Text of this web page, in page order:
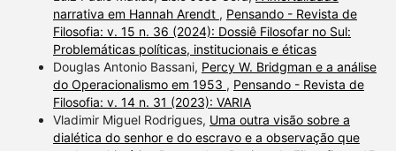
narrativa em Hannah Arendt , Pensando - Revista de
Filosofia: v. 15 n. 36 (2024): Dossiê Filosofar no Sul:
Problemáticas políticas, institucionais e éticas
Douglas Antonio Bassani, Percy W. Bridgman e a análise
do Operacionalismo em 1953 , Pensando - Revista de
Filosofia: v. 14 n. 31 (2023): VARIA
Vladimir Miguel Rodrigues, Uma outra visão sobre a
dialética do senhor e do escravo e a observação que